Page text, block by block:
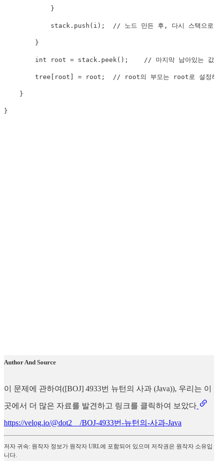
            }
stack.push(i);  // 노드 만든 후, 다시 스택으로
        }
int root = stack.peek();    // 마지막 남아있는 값
tree[root] = root;  // root의 부모는 root로 설정해
    }
}
Author And Source
이 문제에 관하여([BOJ] 4933번 뉴턴의 사과 (Java)), 우리는 이
곳에서 더 많은 자료를 발견하고 링크를 클릭하여 보았다
https://velog.io/@dot2__/BOJ-4933번-뉴턴의-사과-Java
저자 귀속: 원작자 정보가 원작자 URL에 포함되어 있으며 저작권은 원작자 소유입
니다.